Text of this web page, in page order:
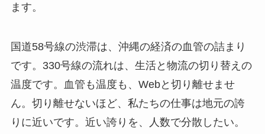
ます。
国道58号線の渋滞は、沖縄の経済の血管の詰まり
です。330号線の流れは、生活と物流の切り替えの
温度です。血管も温度も、Webと切り離せませ
ん。切り離せないほど、私たちの仕事は地元の誇
りに近いです。近い誇りを、人数で分散したい。